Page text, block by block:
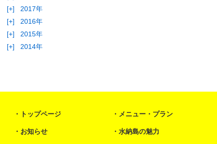
[+]
2017年
[+]
2016年
[+]
2015年
[+]
2014年
トップページ メニュー・プラン
お知らせ 水納島の魅力